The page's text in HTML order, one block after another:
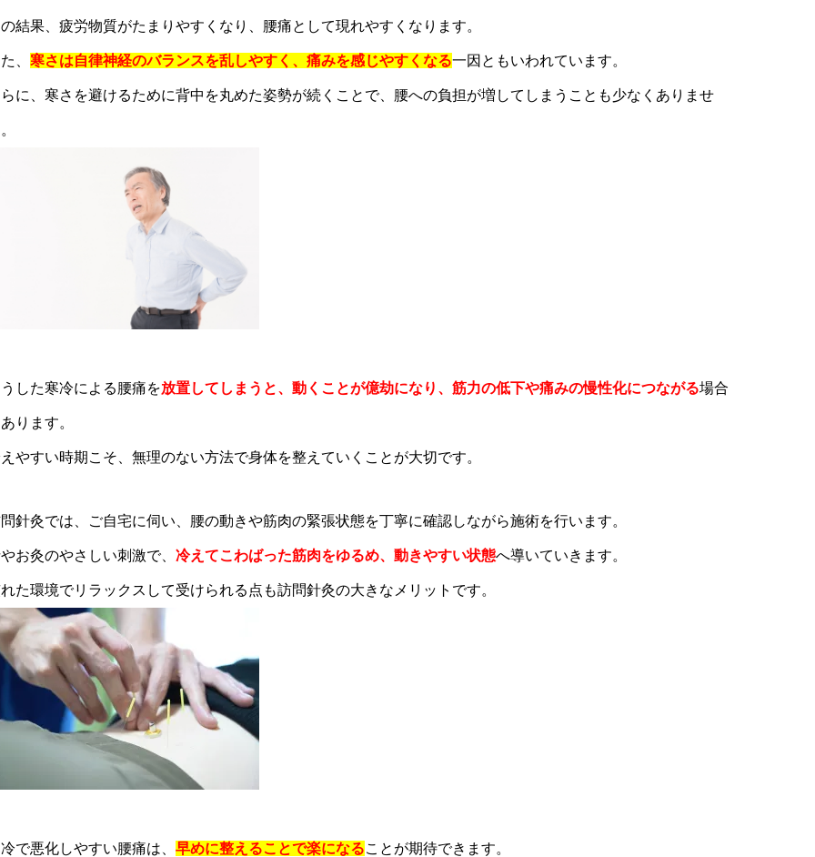
結果、疲労物質がたまりやすくなり、腰痛として現れやすくなります。
、 寒さは自律神経のバランスを乱しやすく、痛みを感じやすくなる一因ともいわれています。
に、寒さを避けるために背中を丸めた姿勢が続くことで、腰への負担が増してしまうことも少なくありませ
した寒冷による腰痛を放置してしまうと、動くことが億劫になり、筋力の低下や痛みの慢性化につながる場合
ります。
やすい時期こそ、無理のない方法で身体を整えていくことが大切です。
針灸では、ご自宅に伺い、腰の動きや筋肉の緊張状態を丁寧に確認しながら施術を行います。
お灸のやさしい刺激で、 冷えてこわばった筋肉をゆるめ、動きやすい状態へ導いていきます。
た環境でリラックスして受けられる点も訪問針灸の大きなメリットです。
で悪化しやすい腰痛は、 早めに整えることで楽になることが期待できます。